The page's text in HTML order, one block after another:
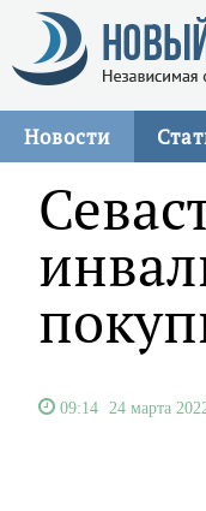
Новости
09:14 24 марта